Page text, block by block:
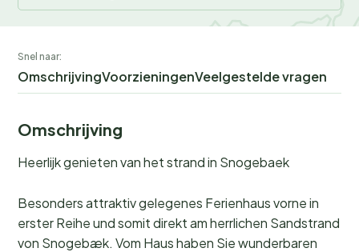
Snel naar:
OmschrijvingVoorzieningenVeelgestelde vragen
Omschrijving
Heerlijk genieten van het strand in Snogebaek
Besonders attraktiv gelegenes Ferienhaus vorne in
erster Reihe und somit direkt am herrlichen Sandstrand
von Snogebæk. Vom Haus haben Sie wunderbaren